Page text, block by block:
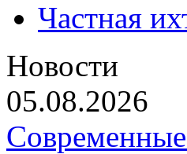
Частная
Новости
05.08.2026